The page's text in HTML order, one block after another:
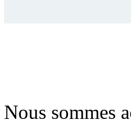
Nous sommes